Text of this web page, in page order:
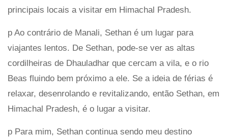
principais locais a visitar em Himachal Pradesh.
p Ao contrário de Manali, Sethan é um lugar para
viajantes lentos. De Sethan, pode-se ver as altas
cordilheiras de Dhauladhar que cercam a vila, e o rio
Beas fluindo bem próximo a ele. Se a ideia de férias é
relaxar, desenrolando e revitalizando, então Sethan, em
Himachal Pradesh, é o lugar a visitar.
p Para mim, Sethan continua sendo meu destino